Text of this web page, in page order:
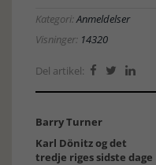
Kategori:Anmeldelser
Visninger: 14320
Del artikel:   
Barry Turner
Karl Dönitz og det
tredje riges sidste dage